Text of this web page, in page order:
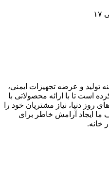
تولید و عرضه تجهیزات ایمنی،
است تا با ارائه محصولاتی با
روز دنیا، نیاز مشتریان خود را
ما ایجاد آرامش خاطر برای
خانه.